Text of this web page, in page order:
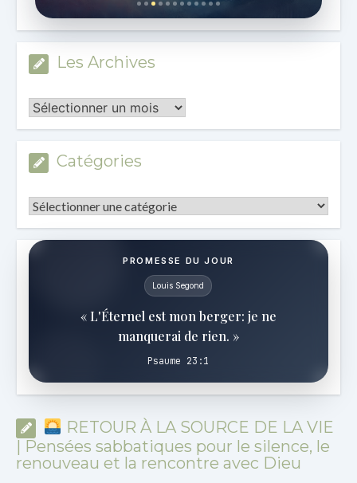
Les Archives
Les
Archives
Catégories
Catégories
PROMESSE DU JOUR
Louis Segond
« L'Éternel est mon berger: je ne
manquerai de rien. »
Psaume 23:1
RETOUR À LA SOURCE DE LA VIE
| Pensées sabbatiques pour le silence, le
renouveau et la rencontre avec Dieu